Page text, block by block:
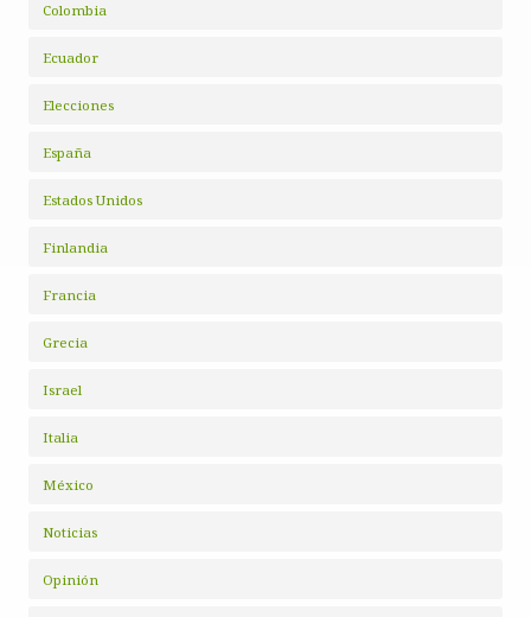
Colombia
Ecuador
Elecciones
España
Estados Unidos
Finlandia
Francia
Grecia
Israel
Italia
México
Noticias
Opinión